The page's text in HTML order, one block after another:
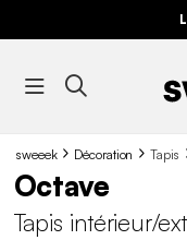
sweeek Décoration Tapis
Octave
Tapis intérieur/